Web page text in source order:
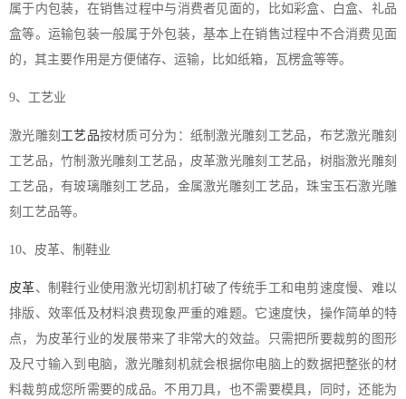
属于内包装，在销售过程中与消费者见面的，比如彩盒、白盒、礼品
盒等。运输包装一般属于外包装，基本上在销售过程中不合消费见面
的，其主要作用是方便储存、运输，比如纸箱，瓦楞盒等等。
9、工艺业
激光雕刻 工艺品按材质可分为：纸制激光雕刻工艺品，布艺激光雕刻
工艺品，竹制激光雕刻工艺品，皮革激光雕刻工艺品，树脂激光雕刻
工艺品，有玻璃雕刻工艺品，金属激光雕刻工艺品，珠宝玉石激光雕
刻工艺品等。
10、皮革、制鞋业
皮革 、制鞋行业使用激光切割机打破了传统手工和电剪速度慢、难以
排版、效率低及材料浪费现象严重的难题。它速度快，操作简单的特
点，为皮革行业的发展带来了非常大的效益。只需把所要裁剪的图形
及尺寸输入到电脑，激光雕刻机就会根据你电脑上的数据把整张的材
料裁剪成您所需要的成品。不用刀具，也不需要模具，同时，还能为